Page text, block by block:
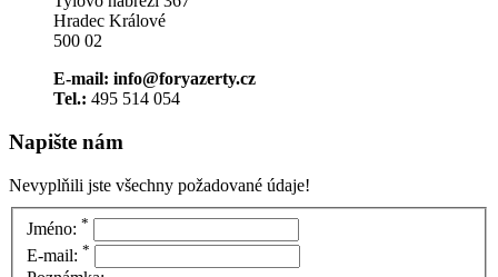
Hradec Králové
500 02
E-mail: info@foryazerty.cz
Tel.: 495 514 054
Napište nám
Nevyplňili jste všechny požadované údaje!
Jméno: *
E-mail: *